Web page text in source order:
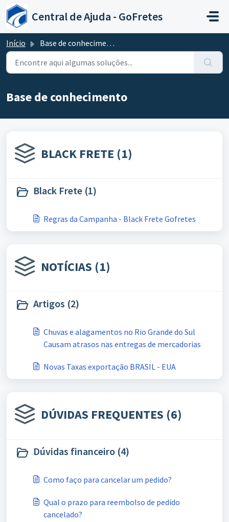
Ir para o conteúdo principal
Central de Ajuda - GoFretes
Início Base de conhecimento
Base de conhecimento
BLACK FRETE (1)
Black Frete (1)
Regras da Campanha - Black Frete Gofretes
NOTÍCIAS (1)
Artigos (2)
Chuvas e alagamentos no Rio Grande do Sul
Causam atrasos nas entregas de mercadorias
Novas Taxas exportação BRASIL - EUA
DÚVIDAS FREQUENTES (6)
Dúvidas financeiro (4)
Como faço para cancelar um pedido?
Qual o prazo para reembolso de pedido
cancelado?